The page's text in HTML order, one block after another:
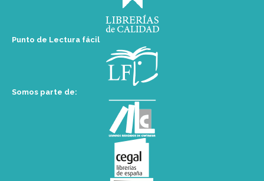
Punto de Lectura fácil
Somos parte de: